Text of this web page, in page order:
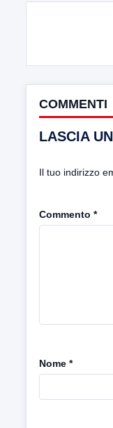
COMMENTI
LASCIA
Il tuo indirizzo
Commento *
Nome *